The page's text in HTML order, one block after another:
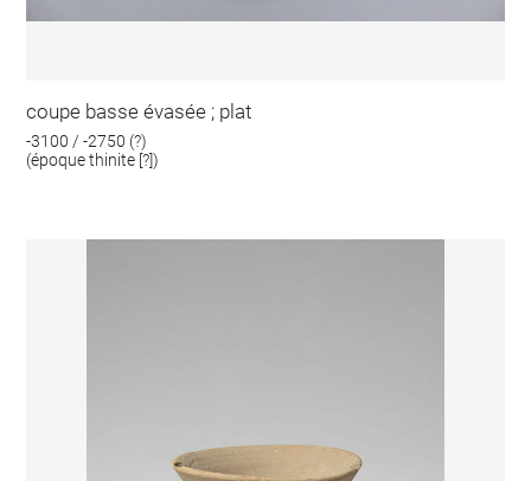
coupe basse évasée ; plat
-3100 / -2750 (?)
(époque thinite [?])